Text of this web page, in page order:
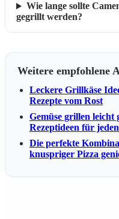
Wie lange sollte
gegrillt werden?
Weitere empfohlene
Leckere Grillkäse
Rezepte vom Rost
Gemüse grillen leicht
Rezeptideen für
Die perfekte
knuspriger Pizza